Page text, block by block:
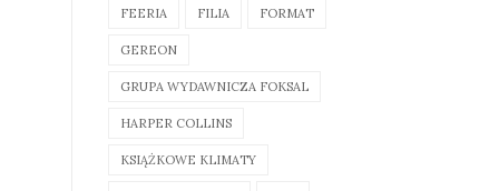
FEERIA FILIA FORMAT
GEREON
GRUPA WYDAWNICZA FOKSAL
HARPER COLLINS
KSIĄŻKOWE KLIMATY